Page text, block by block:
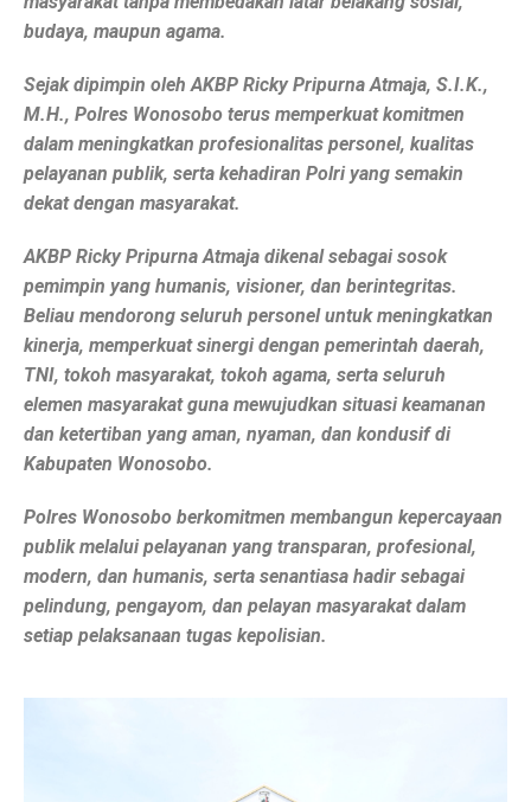
budaya, maupun agama.
Sejak dipimpin oleh AKBP Ricky Pripurna Atmaja, S.I.K.,
M.H., Polres Wonosobo terus memperkuat komitmen
dalam meningkatkan profesionalitas personel, kualitas
pelayanan publik, serta kehadiran Polri yang semakin
dekat dengan masyarakat.
AKBP Ricky Pripurna Atmaja dikenal sebagai sosok
pemimpin yang humanis, visioner, dan berintegritas.
Beliau mendorong seluruh personel untuk meningkatkan
kinerja, memperkuat sinergi dengan pemerintah daerah,
TNI, tokoh masyarakat, tokoh agama, serta seluruh
elemen masyarakat guna mewujudkan situasi keamanan
dan ketertiban yang aman, nyaman, dan kondusif di
Kabupaten Wonosobo.
Polres Wonosobo berkomitmen membangun kepercayaan
publik melalui pelayanan yang transparan, profesional,
modern, dan humanis, serta senantiasa hadir sebagai
pelindung, pengayom, dan pelayan masyarakat dalam
setiap pelaksanaan tugas kepolisian.